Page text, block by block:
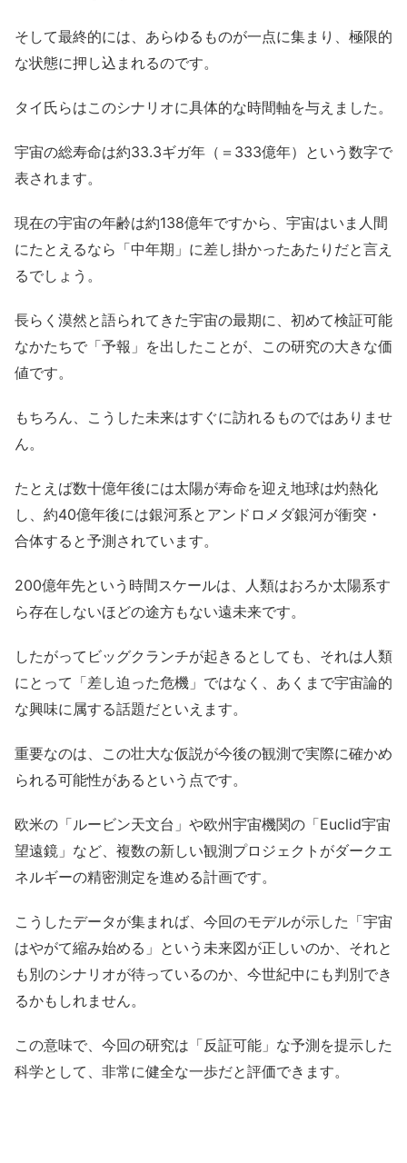
そして最終的には、あらゆるものが一点に集まり、極限的
な状態に押し込まれるのです。
タイ氏らはこのシナリオに具体的な時間軸を与えました。
宇宙の総寿命は約33.3ギガ年（＝333億年）という数字で
表されます。
現在の宇宙の年齢は約138億年ですから、宇宙はいま人間
にたとえるなら「中年期」に差し掛かったあたりだと言え
るでしょう。
長らく漠然と語られてきた宇宙の最期に、初めて検証可能
なかたちで「予報」を出したことが、この研究の大きな価
値です。
もちろん、こうした未来はすぐに訪れるものではありませ
ん。
たとえば数十億年後には太陽が寿命を迎え地球は灼熱化
し、約40億年後には銀河系とアンドロメダ銀河が衝突・
合体すると予測されています。
200億年先という時間スケールは、人類はおろか太陽系す
ら存在しないほどの途方もない遠未来です。
したがってビッグクランチが起きるとしても、それは人類
にとって「差し迫った危機」ではなく、あくまで宇宙論的
な興味に属する話題だといえます。
重要なのは、この壮大な仮説が今後の観測で実際に確かめ
られる可能性があるという点です。
欧米の「ルービン天文台」や欧州宇宙機関の「Euclid宇宙
望遠鏡」など、複数の新しい観測プロジェクトがダークエ
ネルギーの精密測定を進める計画です。
こうしたデータが集まれば、今回のモデルが示した「宇宙
はやがて縮み始める」という未来図が正しいのか、それと
も別のシナリオが待っているのか、今世紀中にも判別でき
るかもしれません。
この意味で、今回の研究は「反証可能」な予測を提示した
科学として、非常に健全な一歩だと評価できます。